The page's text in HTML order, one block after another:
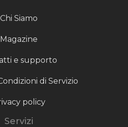
Chi Siamo
Magazine
e supporto
di Servizio
policy
Servizi